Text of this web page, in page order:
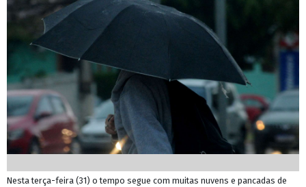
Nesta terça-feira (31) o tempo segue com muitas nuvens e pancadas de